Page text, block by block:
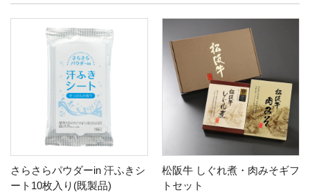
さらさらパウダーin 汗ふきシ
ート10枚入り(既製品)
松阪牛 しぐれ煮・肉みそギフ
トセット